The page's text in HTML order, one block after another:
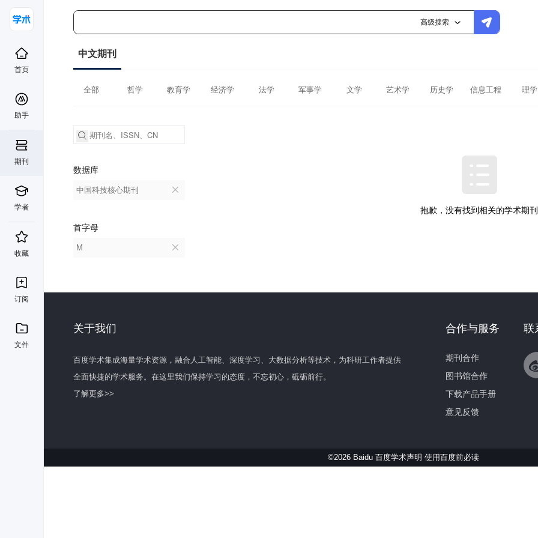
高级搜索
首页
助手
期刊
学者
收藏
订阅
文件
中文期刊
全部 哲学 教育学 经济学 法学 军事学 文学 艺术学 历史学 信息工程 理学
数据库
中国科技核心期刊
首字母
M
抱歉，没有找到相关的学术期刊
关于我们
百度学术集成海量学术资源，融合人工智能、深度学习、大数据分析等技术，为科研工作者提供
全面快捷的学术服务。在这里我们保持学习的态度，不忘初心，砥砺前行。
了解更多>>
联
合作与服务
期刊合作
图书馆合作
下载产品手册
意见反馈
©2026 Baidu 百度学术声明 使用百度前必读